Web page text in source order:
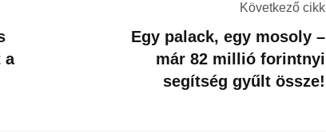
a
Következő cikk
Egy palack, egy mosoly –
már 82 millió forintnyi
segítség gyűlt össze!